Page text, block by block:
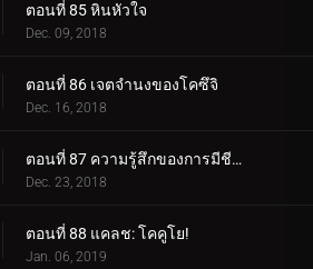
ตอนที่ 85 หินหัวใจ
Dec. 09, 2018
ตอนที่ 86 เจตจำนงของโคซึจิ
Dec. 16, 2018
ตอนที่ 87 ความรู้สึกของการมีชีวิต
Dec. 23, 2018
ตอนที่ 88 แคลช: โคคูโย!
Jan. 06, 2019